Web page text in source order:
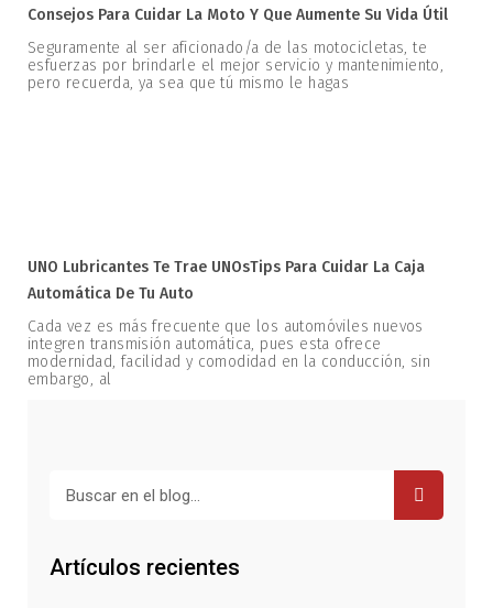
Consejos Para Cuidar La Moto Y Que Aumente Su Vida Útil
Seguramente al ser aficionado/a de las motocicletas, te
esfuerzas por brindarle el mejor servicio y mantenimiento,
pero recuerda, ya sea que tú mismo le hagas
UNO Lubricantes Te Trae UNOsTips Para Cuidar La Caja
Automática De Tu Auto
Cada vez es más frecuente que los automóviles nuevos
integren transmisión automática, pues esta ofrece
modernidad, facilidad y comodidad en la conducción, sin
embargo, al
Artículos recientes